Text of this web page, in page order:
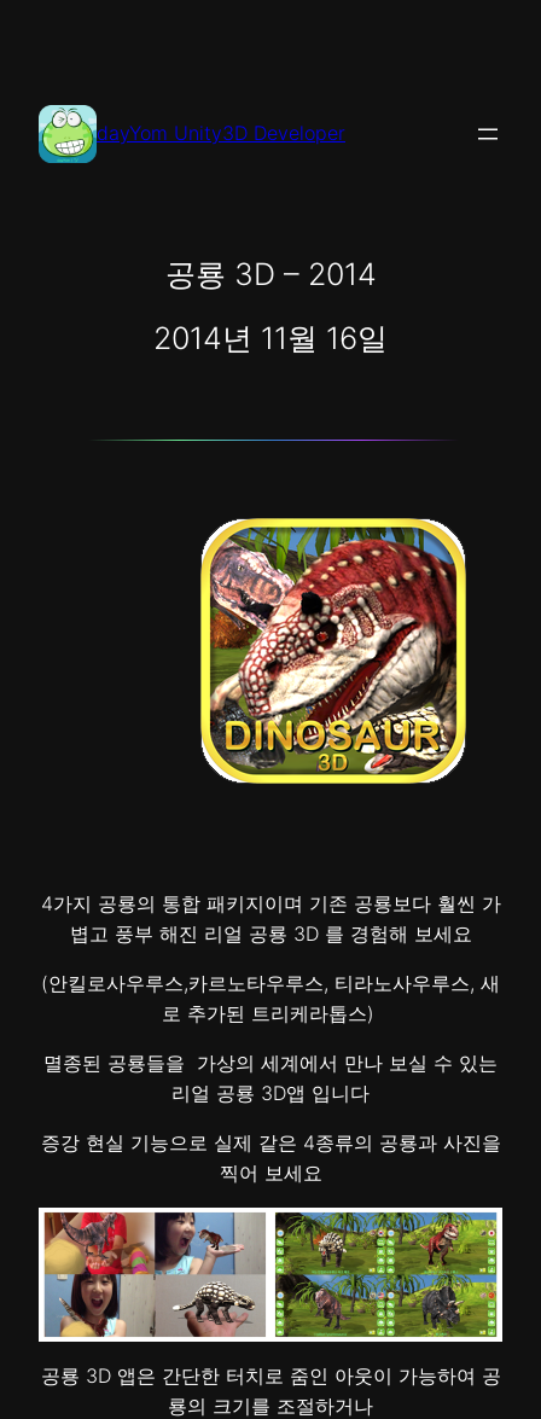
dayYom Unity3D Developer
공룡 3D – 2014
2014년 11월 16일
4가지 공룡의 통합 패키지이며 기존 공룡보다 훨씬 가
볍고 풍부 해진 리얼 공룡 3D 를 경험해 보세요
(안킬로사우루스,카르노타우루스, 티라노사우루스, 새
로 추가된 트리케라톱스)
멸종된 공룡들을 가상의 세계에서 만나 보실 수 있는
리얼 공룡 3D앱 입니다
증강 현실 기능으로 실제 같은 4종류의 공룡과 사진을
찍어 보세요
공룡 3D 앱은 간단한 터치로 줌인 아웃이 가능하여 공
룡의 크기를 조절하거나